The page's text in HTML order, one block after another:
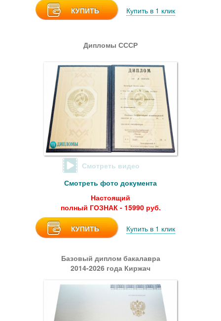
КУПИТЬ Купить в 1 клик
Дипломы СССР
Смотреть видео
Смотреть фото документа
Настоящий
полный ГОЗНАК - 15990 руб.
КУПИТЬ Купить в 1 клик
Базовый диплом бакалавра
2014-2026 года Киржач